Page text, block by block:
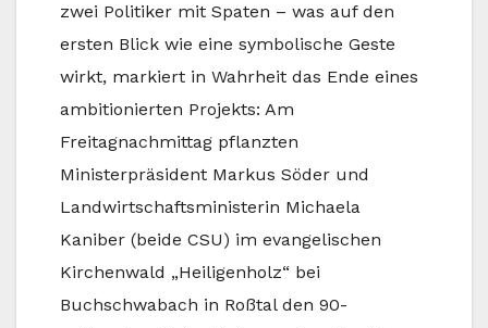
zwei Politiker mit Spaten – was auf den
ersten Blick wie eine symbolische Geste
wirkt, markiert in Wahrheit das Ende eines
ambitionierten Projekts: Am
Freitagnachmittag pflanzten
Ministerpräsident Markus Söder und
Landwirtschaftsministerin Michaela
Kaniber (beide CSU) im evangelischen
Kirchenwald „Heiligenholz“ bei
Buchschwabach in Roßtal den 90-